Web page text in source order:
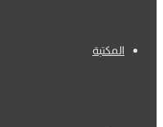
المكتبة